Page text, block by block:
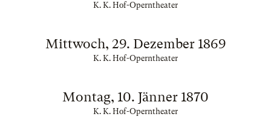
K. K. Hof-Operntheater
Mittwoch, 29. Dezember 1869
K. K. Hof-Operntheater
Montag, 10. Jänner 1870
K. K. Hof-Operntheater